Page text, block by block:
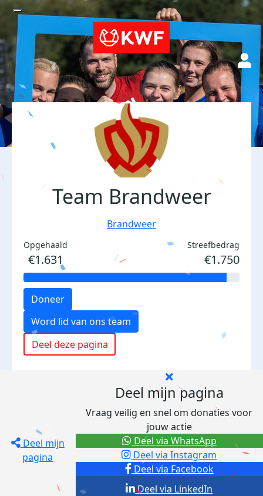
Team Brandweer
Brandweer
Opgehaald
€1.631
Streefbedrag
€1.750
Doneer
Word lid van ons team
Deel deze pagina
Deel mijn
pagina
Deel mijn pagina
Vraag veilig en snel om donaties voor
jouw actie
Deel via Facebook
Deel via Instagram
Deel via LinkedIn
Deel via WhatsApp